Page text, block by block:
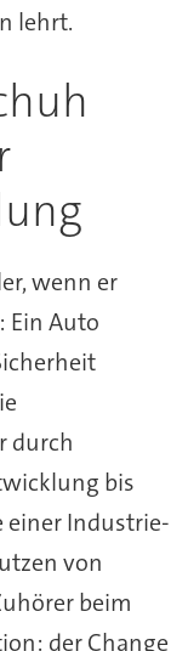
lehrt.
wenn er
Ein Auto
durch
bis
Industrie-
von
beim
der Change